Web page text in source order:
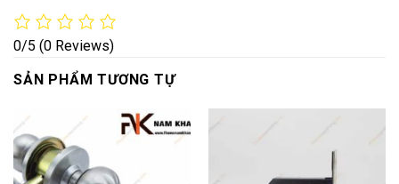
0/5 (0 Reviews)
SẢN PHẨM TƯƠNG TỰ